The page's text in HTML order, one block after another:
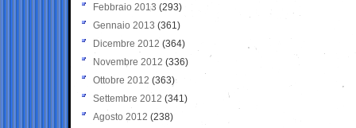
Febbraio 2013 (293)
Gennaio 2013 (361)
Dicembre 2012 (364)
Novembre 2012 (336)
Ottobre 2012 (363)
Settembre 2012 (341)
Agosto 2012 (238)